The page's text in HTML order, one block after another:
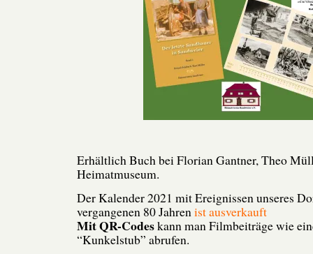
Erhältlich Buch bei Florian Gantner, Theo
Heimatmuseum.
Der Kalender 2021 mit Ereignissen unseres
vergangenen 80 Jahrenist ausverkauft
Mit QR-Codeskann man Filmbeiträge wie
“Kunkelstub” abrufen.